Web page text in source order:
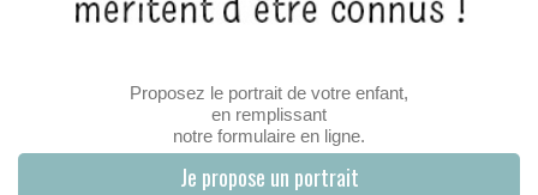
Proposez le portrait de votre enfant,
en remplissant
notre formulaire en ligne.
Je propose un portrait